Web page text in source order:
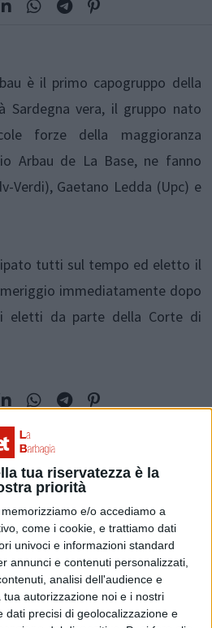
tua riservatezza è la
priorità
memorizziamo e/o accediamo a
come i cookie, e trattiamo dati
univoci e informazioni standard
annunci e contenuti personalizzati,
analisi dell'audience e
tua autorizzazione noi e i nostri
dati precisi di geolocalizzazione e
è il primo capogruppo della
Sardegna vera, il gruppo nato
forze della maggioranza
Arbau de La Base, ne fanno
Verdi), Gaetano Ledda (Upc) e
tutti sul tempo ed eletto il
immediatamente dopo
eletti da parte della Corte di
Efisio Arbau La Base